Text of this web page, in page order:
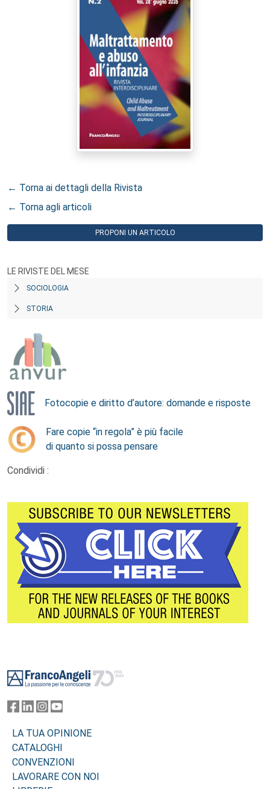
← Torna ai dettagli della Rivista
← Torna agli articoli
PROPONI UN ARTICOLO
LE RIVISTE DEL MESE
SOCIOLOGIA
STORIA
Fotocopie e diritto d’autore: domande e risposte
Fare copie “in regola” è più facile
di quanto si possa pensare
Condividi :
LA TUA OPINIONE
CATALOGHI
CONVENZIONI
LAVORARE CON NOI